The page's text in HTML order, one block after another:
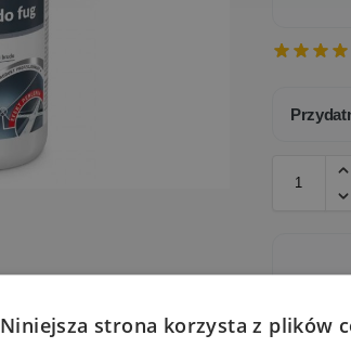
Impregnat
Niniejsza strona korzysta z plików